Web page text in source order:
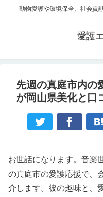
動物愛護や環境保全、社会貢
愛護
先週の真庭市内の
が岡山県美化と口
お世話になります。音楽
の真庭市の愛護応援で、
介します。彼の趣味と、